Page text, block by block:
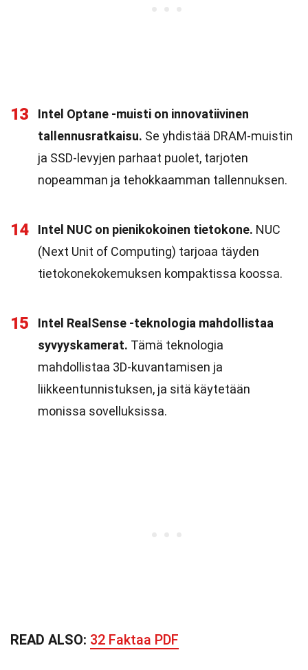
13
Intel Optane -muisti on innovatiivinen
tallennusratkaisu. Se yhdistää DRAM-muistin
ja SSD-levyjen parhaat puolet, tarjoten
nopeamman ja tehokkaamman tallennuksen.
14 Intel NUC on pienikokoinen tietokone. NUC
(Next Unit of Computing) tarjoaa täyden
tietokonekokemuksen kompaktissa koossa.
15
Intel RealSense -teknologia mahdollistaa
syvyyskamerat. Tämä teknologia
mahdollistaa 3D-kuvantamisen ja
liikkeentunnistuksen, ja sitä käytetään
monissa sovelluksissa.
READ ALSO: 32 Faktaa PDF